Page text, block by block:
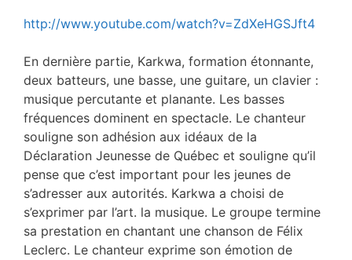
http://www.youtube.com/watch?v=ZdXeHGSJft4
En dernière partie, Karkwa, formation étonnante,
deux batteurs, une basse, une guitare, un clavier :
musique percutante et planante. Les basses
fréquences dominent en spectacle. Le chanteur
souligne son adhésion aux idéaux de la
Déclaration Jeunesse de Québec et souligne qu’il
pense que c’est important pour les jeunes de
s’adresser aux autorités. Karkwa a choisi de
s’exprimer par l’art. la musique. Le groupe termine
sa prestation en chantant une chanson de Félix
Leclerc. Le chanteur exprime son émotion de